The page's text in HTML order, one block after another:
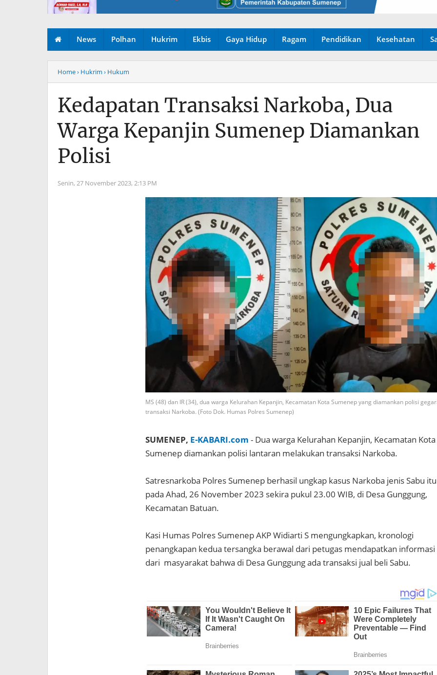
News Polhan Hukrim Ekbis Gaya Hidup Ragam Pendidikan Kesehatan
Home› Hukrim › Hukum
Kedapatan Transaksi Narkoba, Dua
Warga Kepanjin Sumenep Diamankan
Polisi
Senin, 27 November 2023, 2:13 PM
MS (48) dan IR (34), dua warga Kelurahan Kepanjin, Kecamatan Kota Sumenep yang diamankan polisi
transaksi Narkoba. (Foto Dok. Humas Polres Sumenep)
SUMENEP, E-KABARI.com - Dua warga Kelurahan Kepanjin, Kecamatan Kota
Sumenep diamankan polisi lantaran melakukan transaksi Narkoba.
Satresnarkoba Polres Sumenep berhasil ungkap kasus Narkoba jenis Sabu itu
pada Ahad, 26 November 2023 sekira pukul 23.00 WIB, di Desa Gunggung,
Kecamatan Batuan.
Kasi Humas Polres Sumenep AKP Widiarti S mengungkapkan, kronologi
penangkapan kedua tersangka berawal dari petugas mendapatkan informasi
dari masyarakat bahwa di Desa Gunggung ada transaksi jual beli Sabu.